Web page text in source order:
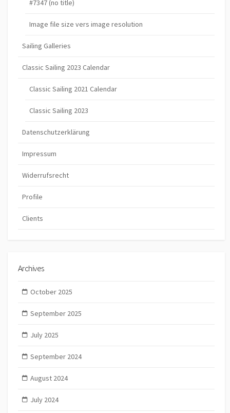
#7347 (no title)
Image file size vers image resolution
Sailing Galleries
Classic Sailing 2023 Calendar
Classic Sailing 2021 Calendar
Classic Sailing 2023
Datenschutzerklärung
Impressum
Widerrufsrecht
Profile
Clients
Archives
October 2025
September 2025
July 2025
September 2024
August 2024
July 2024